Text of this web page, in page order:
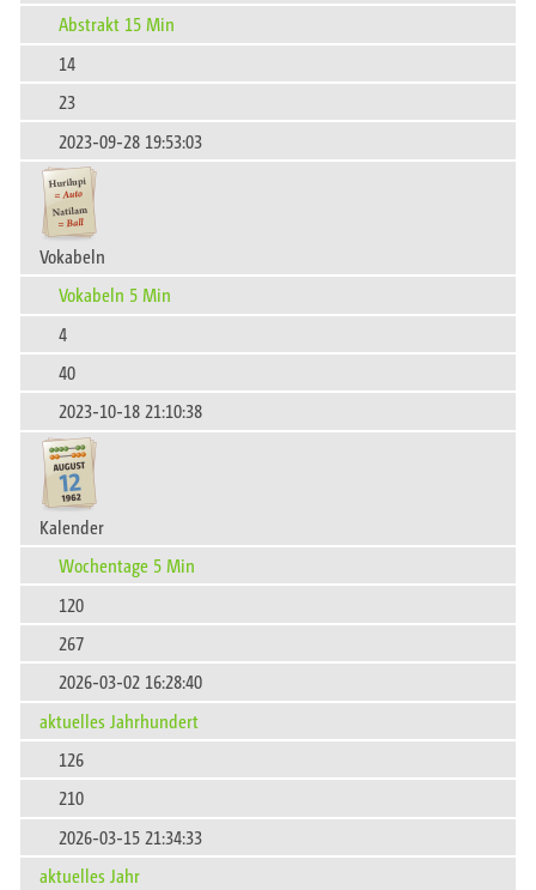
Abstrakt 15 Min
14
23
2023-09-28 19:53:03
Vokabeln
Vokabeln 5 Min
4
40
2023-10-18 21:10:38
Kalender
Wochentage 5 Min
120
267
2026-03-02 16:28:40
aktuelles Jahrhundert
126
210
2026-03-15 21:34:33
aktuelles Jahr